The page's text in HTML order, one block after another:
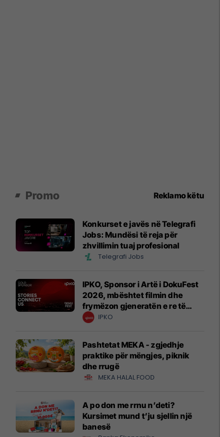
Promo Reklamo këtu
Konkurset e javës në Telegrafi
Jobs: Mundësi të reja për
zhvillimin tuaj profesional
Telegrafi Jobs
IPKO, Sponsor i Artë i DokuFest
2026, mbështet filmin dhe
frymëzon gjeneratën e re të
krijuesve
IPKO
Pashtetat MEKA - zgjedhje
praktike për mëngjes, piknik
dhe rrugë
MEKA HALAL FOOD
A po don me rrnu n’deti?
Kursimet mund t’ju sjellin një
banesë